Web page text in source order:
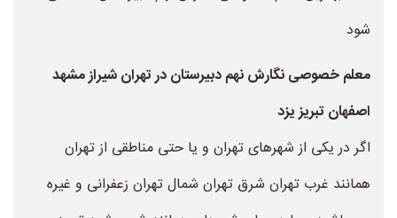
شود
معلم خصوصی نگارش نهم دبیرستان در تهران شیراز مشهد
اصفهان تبریز یزد
اگر در یکی از شهرهای تهران و یا حتی مناطقی از تهران
همانند غرب تهران شرق تهران شمال تهران زعفرانی و غیره